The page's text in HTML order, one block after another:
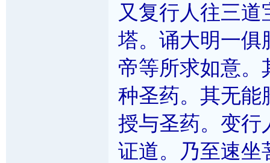
又复行人往三
塔。诵大明一俱
帝等所求如意。
种圣药。其无能
授与圣药。变行
证道。乃至速坐